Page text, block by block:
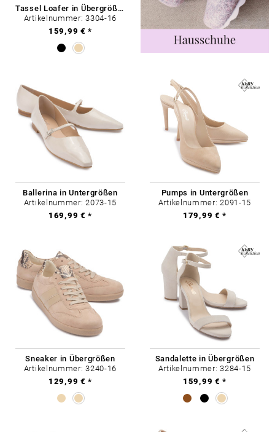
Tassel Loafer in Übergrößen
Artikelnummer: 3304-16
159,99 € *
Ballerina in Untergrößen
Artikelnummer: 2073-15
169,99 € *
Pumps in Untergrößen
Artikelnummer: 2091-15
179,99 € *
Sneaker in Übergrößen
Artikelnummer: 3240-16
129,99 € *
Sandalette in Übergrößen
Artikelnummer: 3284-15
159,99 € *